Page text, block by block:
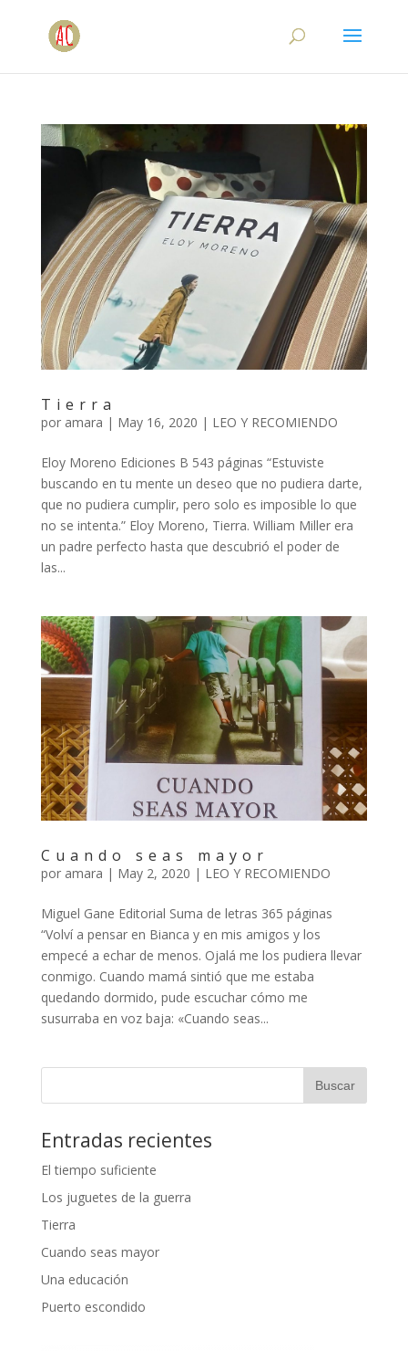
Tierra
por amara | May 16, 2020 | LEO Y RECOMIENDO
Eloy Moreno Ediciones B 543 páginas “Estuviste
buscando en tu mente un deseo que no pudiera darte,
que no pudiera cumplir, pero solo es imposible lo que
no se intenta.” Eloy Moreno, Tierra. William Miller era
un padre perfecto hasta que descubrió el poder de
las...
Cuando seas mayor
por amara | May 2, 2020 | LEO Y RECOMIENDO
Miguel Gane Editorial Suma de letras 365 páginas
“Volví a pensar en Bianca y en mis amigos y los
empecé a echar de menos. Ojalá me los pudiera llevar
conmigo. Cuando mamá sintió que me estaba
quedando dormido, pude escuchar cómo me
susurraba en voz baja: «Cuando seas...
Entradas recientes
El tiempo suficiente
Los juguetes de la guerra
Tierra
Cuando seas mayor
Una educación
Puerto escondido